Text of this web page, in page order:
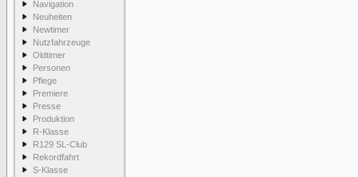
Navigation
Neuheiten
Newtimer
Nutzfahrzeuge
Oldtimer
Personen
Pflege
Premiere
Presse
Produktion
R-Klasse
R129 SL-Club
Rekordfahrt
S-Klasse